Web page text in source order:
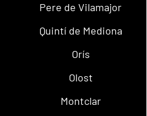
Pere de Vilamajor
Quintí de Mediona
Orís
Olost
Montclar